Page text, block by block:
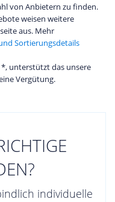
von Anbietern zu finden.
weisen weitere
aus. Mehr
Sortierungsdetails
unterstützt das unsere
Vergütung.
individuelle